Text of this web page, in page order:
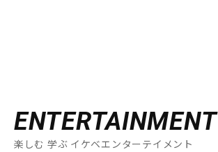
ENTERTAINMENT
楽しむ 学ぶ イケベエンターテイメント